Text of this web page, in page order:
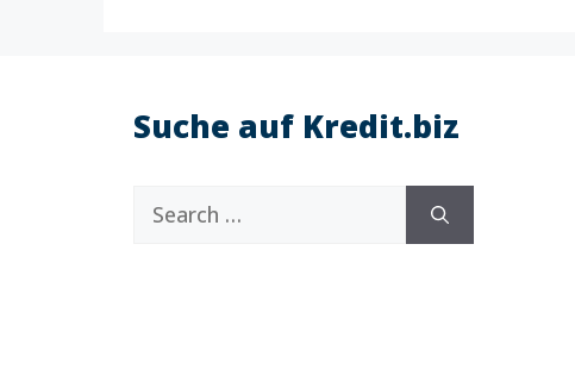
Suche auf Kredit.biz
Search
for: